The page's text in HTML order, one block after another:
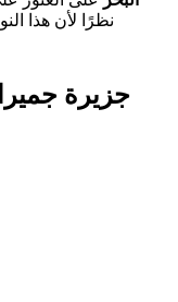
نظرًا لأن هذا
جزيرة